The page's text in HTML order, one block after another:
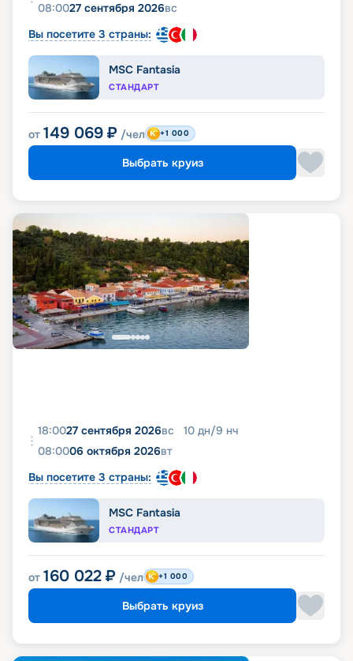
08:0027 сентября 2026вс
Вы посетите 3 страны:
MSC Fantasia
СТАНДАРТ
от 149 069 ₽ /чел +1 000
Выбрать круиз
18:0027 сентября 2026вс 10 дн/9 нч
08:0006 октября 2026вт
Вы посетите 3 страны:
MSC Fantasia
СТАНДАРТ
от 160 022 ₽ /чел +1 000
Выбрать круиз